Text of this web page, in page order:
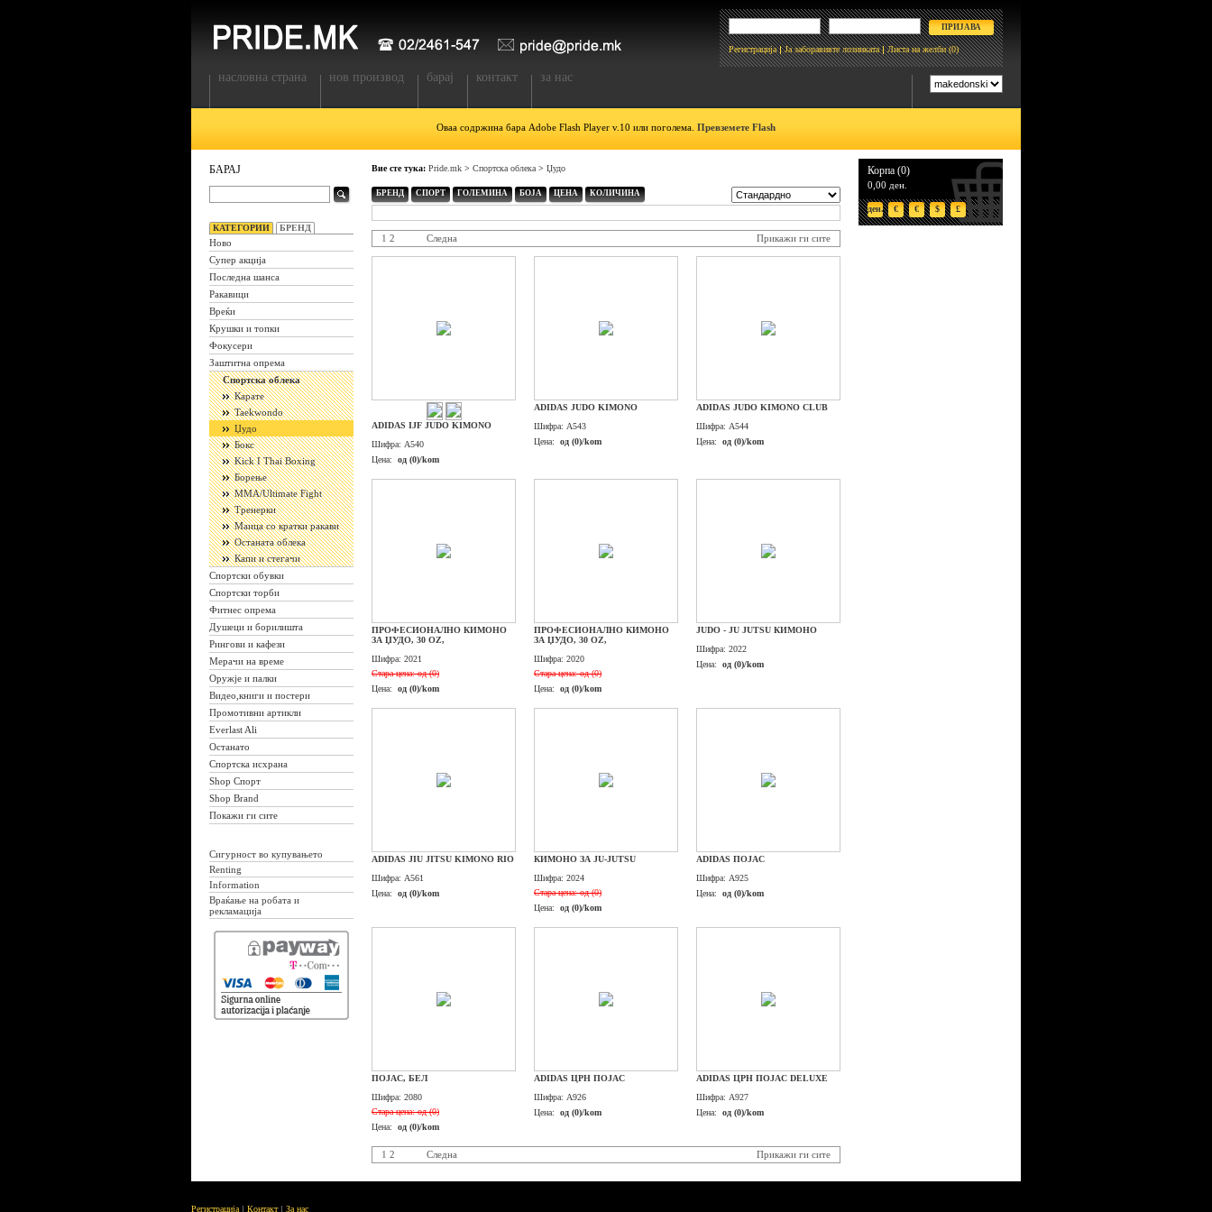
Регистрација Ја заборавивте лозинката Листа на желби (0)
насловна страна нов производ барај контакт за нас
Оваа содржина бара Adobe Flash Player v.10 или поголема. Превземете Flash
БАРАЈ
КАТЕГОРИИ БРЕНД
Ново
Супер акција
Последна шанса
Ракавици
Вреќи
Крушки и топки
Фокусери
Заштитна опрема
Спортска облека
Карате
Taekwondo
Џудо
Бокс
Kick I Thai Boxing
Борење
ММА/Ultimate Fight
Тренерки
Маица со кратки ракави
Останата облека
Капи и стегачи
Спортски обувки
Спортски торби
Фитнес опрема
Душеци и борилишта
Рингови и кафези
Мерачи на време
Оружје и палки
Видео,книги и постери
Промотивни артикли
Everlast Ali
Останато
Спортска исхрана
Shop Спорт
Shop Brand
Покажи ги сите
Сигурност во купувањето
Renting
Information
Враќање на робата и
рекламација
Вие сте тука: Pride.mk > Спортска облека > Џудо
БРЕНД СПОРТ ГОЛЕМИНА БОЈА ЦЕНА КОЛИЧИНА
1 2 Следна Прикажи ги сите
ADIDAS IJF JUDO KIMONO
Шифра: A540
Цена:
од (0)/kom
ADIDAS JUDO KIMONO
Шифра: A543
Цена:
од (0)/kom
ADIDAS JUDO KIMONO CLUB
Шифра: A544
Цена:
од (0)/kom
ПРОФЕСИОНАЛНО КИМОНО
ЗА ЏУДО, 30 OZ,
Шифра: 2021
Стара цена: од (0)
Цена:
од (0)/kom
ПРОФЕСИОНАЛНО КИМОНО
ЗА ЏУДО, 30 OZ,
Шифра: 2020
Стара цена: од (0)
Цена:
од (0)/kom
JUDO - JU JUTSU КИМОНО
Шифра: 2022
Цена:
од (0)/kom
ADIDAS JIU JITSU KIMONO RIO
Шифра: A561
Цена:
од (0)/kom
КИМОНО ЗА JU-JUTSU
Шифра: 2024
Стара цена: од (0)
Цена:
од (0)/kom
ADIDAS ПОЈАС
Шифра: A925
Цена:
од (0)/kom
ПОЈАС, БЕЛ
Шифра: 2080
Стара цена: од (0)
Цена:
од (0)/kom
ADIDAS ЦРН ПОЈАС
Шифра: A926
Цена:
од (0)/kom
ADIDAS ЦРН ПОЈАС DELUXE
Шифра: A927
Цена:
од (0)/kom
1 2 Следна Прикажи ги сите
Корпа (0)
0,00 ден.
ден. € € $ £
Регистрација Контакт За нас